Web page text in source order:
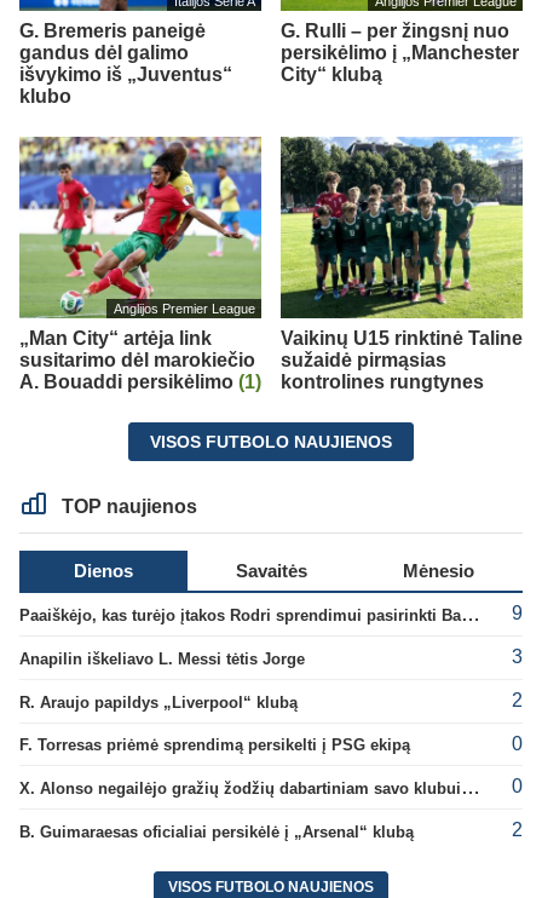
G. Bremeris paneigė
gandus dėl galimo
išvykimo iš „Juventus“
klubo
G. Rulli – per žingsnį nuo
persikėlimo į „Manchester
City“ klubą
Anglijos Premier League
„Man City“ artėja link
susitarimo dėl marokiečio
A. Bouaddi persikėlimo (1)
Vaikinų U15 rinktinė Taline
sužaidė pirmąsias
kontrolines rungtynes
VISOS FUTBOLO NAUJIENOS
TOP naujienos
Dienos Savaitės Mėnesio
Paaiškėjo, kas turėjo įtakos Rodri sprendimui pasirinkti Barselonos pusę 9
Anapilin iškeliavo L. Messi tėtis Jorge 3
R. Araujo papildys „Liverpool“ klubą 2
F. Torresas priėmė sprendimą persikelti į PSG ekipą 0
X. Alonso negailėjo gražių žodžių dabartiniam savo klubui „Chelsea“ 0
B. Guimaraesas oficialiai persikėlė į „Arsenal“ klubą 2
VISOS FUTBOLO NAUJIENOS